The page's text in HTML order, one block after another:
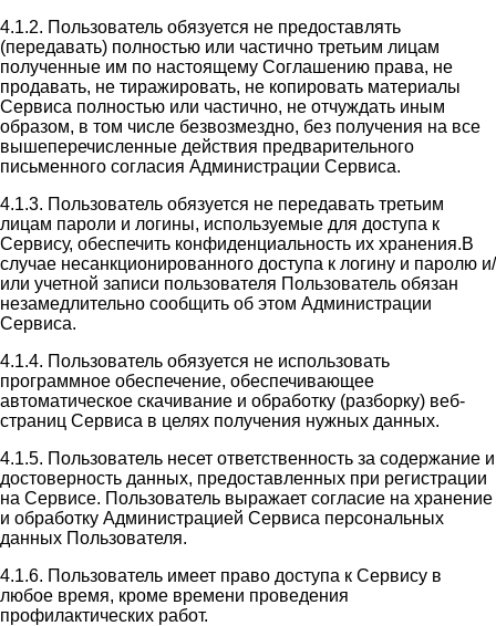
4.1.2. Пользователь обязуется не предоставлять
(передавать) полностью или частично третьим лицам
полученные им по настоящему Соглашению права, не
продавать, не тиражировать, не копировать материалы
Сервиса полностью или частично, не отчуждать иным
образом, в том числе безвозмездно, без получения на все
вышеперечисленные действия предварительного
письменного согласия Администрации Сервиса.
4.1.3. Пользователь обязуется не передавать третьим
лицам пароли и логины, используемые для доступа к
Сервису, обеспечить конфиденциальность их хранения.В
случае несанкционированного доступа к логину и паролю и/
или учетной записи пользователя Пользователь обязан
незамедлительно сообщить об этом Администрации
Сервиса.
4.1.4. Пользователь обязуется не использовать
программное обеспечение, обеспечивающее
автоматическое скачивание и обработку (разборку) веб-
страниц Сервиса в целях получения нужных данных.
4.1.5. Пользователь несет ответственность за содержание и
достоверность данных, предоставленных при регистрации
на Сервисе. Пользователь выражает согласие на хранение
и обработку Администрацией Сервиса персональных
данных Пользователя.
4.1.6. Пользователь имеет право доступа к Сервису в
любое время, кроме времени проведения
профилактических работ.